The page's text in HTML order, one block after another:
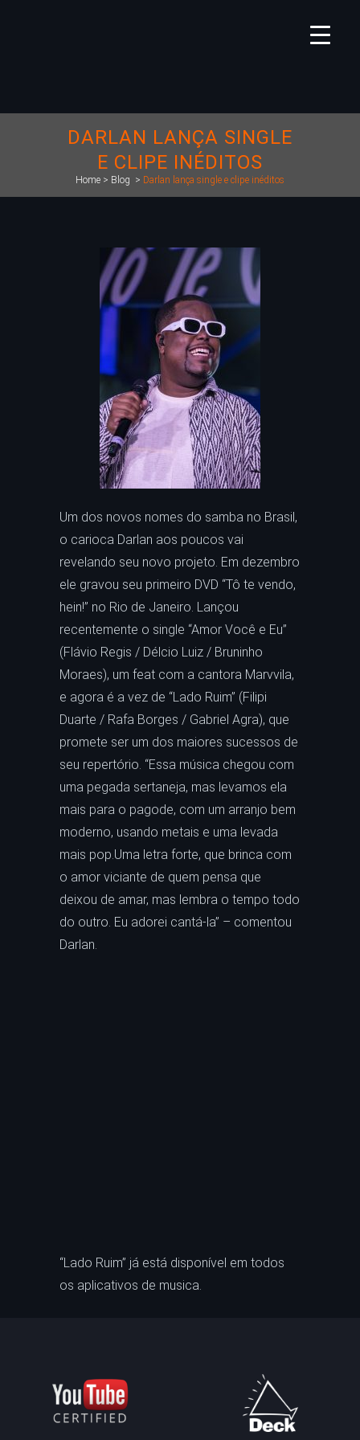
DARLAN LANÇA SINGLE
E CLIPE INÉDITOS
Home > Blog > Darlan lança single e clipe inéditos
Um dos novos nomes do samba no Brasil,
o carioca Darlan aos poucos vai
revelando seu novo projeto. Em dezembro
ele gravou seu primeiro DVD “Tô te vendo,
hein!” no Rio de Janeiro. Lançou
recentemente o single “Amor Você e Eu”
(Flávio Regis / Délcio Luiz / Bruninho
Moraes), um feat com a cantora Marvvila,
e agora é a vez de “Lado Ruim” (Filipi
Duarte / Rafa Borges / Gabriel Agra), que
promete ser um dos maiores sucessos de
seu repertório. “Essa música chegou com
uma pegada sertaneja, mas levamos ela
mais para o pagode, com um arranjo bem
moderno, usando metais e uma levada
mais pop.Uma letra forte, que brinca com
o amor viciante de quem pensa que
deixou de amar, mas lembra o tempo todo
do outro. Eu adorei cantá-la” – comentou
Darlan.
“Lado Ruim” já está disponível em todos
os aplicativos de musica.